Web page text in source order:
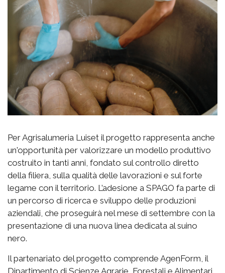
Per Agrisalumeria Luiset il progetto rappresenta anche
un'opportunità per valorizzare un modello produttivo
costruito in tanti anni, fondato sul controllo diretto
della filiera, sulla qualità delle lavorazioni e sul forte
legame con il territorio. L’adesione a SPAGO fa parte di
un percorso di ricerca e sviluppo delle produzioni
aziendali, che proseguirà nel mese di settembre con la
presentazione di una nuova linea dedicata al suino
nero.
Il partenariato del progetto comprende AgenForm, il